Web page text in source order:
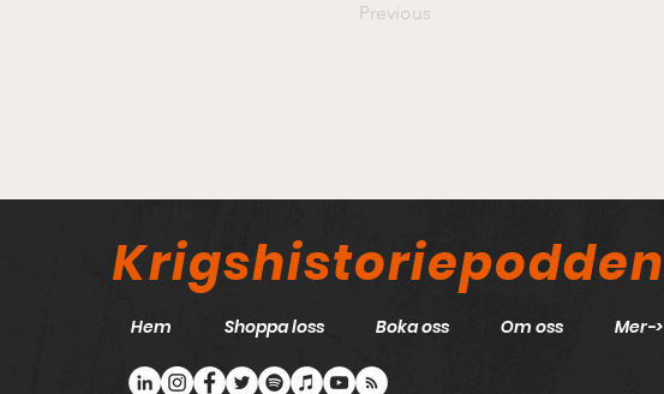
Previous
Krigshistoriepodden
Hem Shoppa loss Boka oss Om oss Mer->